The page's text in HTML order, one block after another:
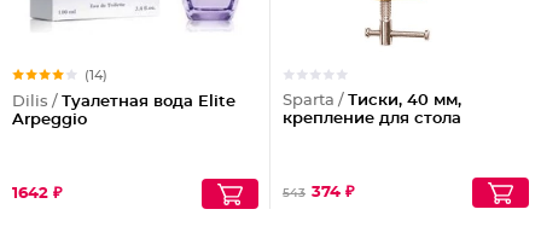
(14)
Dilis / Туалетная вода Elite
Arpeggio
1642 ₽
Sparta / Тиски, 40 мм,
крепление для стола
543 374 ₽